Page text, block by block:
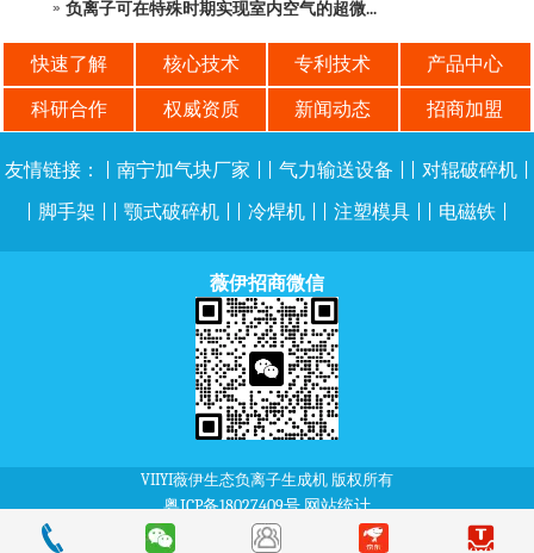
负离子可在特殊时期实现室内空气的超微...
快速了解 核心技术 专利技术 产品中心
科研合作 权威资质 新闻动态 招商加盟
友情链接： 南宁加气块厂家 气力输送设备 对辊破碎机
脚手架 颚式破碎机 冷焊机 注塑模具 电磁铁
薇伊招商微信
VIIYI薇伊生态负离子生成机 版权所有
粤ICP备18027409号网站统计
本站部分内容、图片及字体来自互联网免费资源，如有侵权请告知删除。